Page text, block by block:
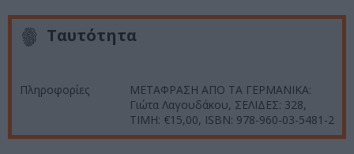
Ταυτότητα
Πληροφορίες
ΜΕΤΑΦΡΑΣΗ ΑΠΟ ΤΑ ΓΕΡΜΑΝΙΚΑ:
Γιώτα Λαγουδάκου, ΣΕΛΙΔΕΣ: 328,
ΤΙΜΗ: €15,00, ISBN: 978-960-03-5481-2